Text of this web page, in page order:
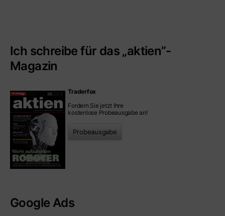
Ich schreibe für das „aktien”-
Magazin
Traderfox
Fordern Sie jetzt Ihre
kostenlose Probeausgabe an!
Probeausgabe
Google Ads